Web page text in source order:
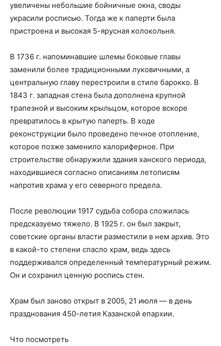
увеличены небольшие бойничные окна, своды
украсили росписью. Тогда же к паперти была
пристроена и высокая 5-ярусная колокольня.
В 1736 г. напоминавшие шлемы боковые главы
заменили более традиционными луковичными, а
центральную главу перестроили в стиле барокко. В
1843 г. западная стена была дополнена крупной
трапезной и высоким крыльцом, которое вскоре
превратилось в крытую паперть. В ходе
реконструкции было проведено печное отопление,
которое позже заменило калориферное. При
строительстве обнаружили здания ханского периода,
находившиеся согласно описаниям летописям
напротив храма у его северного предела.
После революции 1917 судьба собора сложилась
предсказуемо тяжело. В 1925 г. он был закрыт,
советские органы власти разместили в нем архив. Это
в какой-то степени спасло храм, ведь здесь
поддерживался определенный температурный режим.
Он и сохранил ценную роспись стен.
Храм был заново открыт в 2005, 21 июля — в день
празднования 450-летия Казанской епархии.
Что посмотреть